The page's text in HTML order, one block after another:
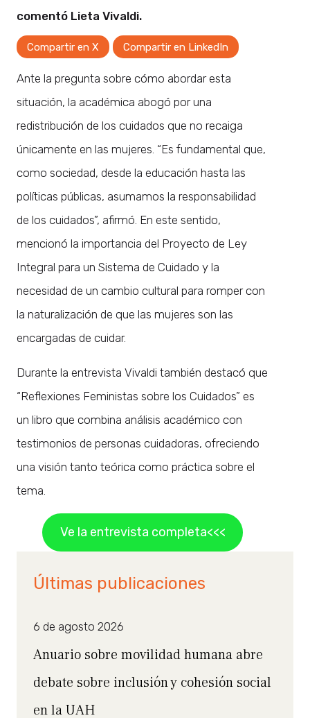
comentó Lieta Vivaldi.
Compartir en X Compartir en LinkedIn
Ante la pregunta sobre cómo abordar esta
situación, la académica abogó por una
redistribución de los cuidados que no recaiga
únicamente en las mujeres. “Es fundamental que,
como sociedad, desde la educación hasta las
políticas públicas, asumamos la responsabilidad
de los cuidados”, afirmó. En este sentido,
mencionó la importancia del Proyecto de Ley
Integral para un Sistema de Cuidado y la
necesidad de un cambio cultural para romper con
la naturalización de que las mujeres son las
encargadas de cuidar.
Durante la entrevista Vivaldi también destacó que
“Reflexiones Feministas sobre los Cuidados” es
un libro que combina análisis académico con
testimonios de personas cuidadoras, ofreciendo
una visión tanto teórica como práctica sobre el
tema.
Ve la entrevista completa<<<
Últimas publicaciones
6 de agosto 2026
Anuario sobre movilidad humana abre
debate sobre inclusión y cohesión social
en la UAH